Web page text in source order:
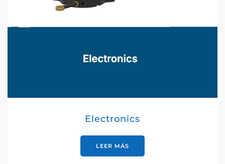
Electronics
LEER MÁS